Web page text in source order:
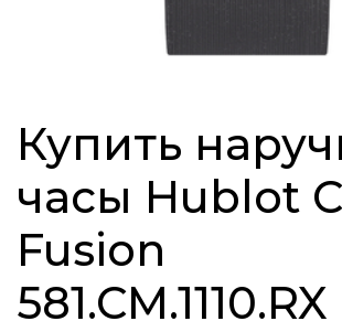
Купить
часы Hublot
Fusion
581.CM.1110.RX